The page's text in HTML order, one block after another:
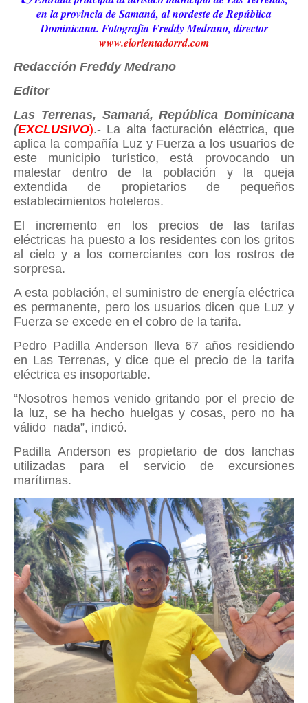
en la provincia de Samaná, al nordeste de República
Dominicana. Fotografía Freddy Medrano, director
www.elorientadorrd.com
Redacción Freddy Medrano
Editor
Las Terrenas, Samaná, República Dominicana
(EXCLUSIVO).- La alta facturación eléctrica, que
aplica la compañía Luz y Fuerza a los usuarios de
este municipio turístico, está provocando un
malestar dentro de la población y la queja
extendida de propietarios de pequeños
establecimientos hoteleros.
El incremento en los precios de las tarifas
eléctricas ha puesto a los residentes con los gritos
al cielo y a los comerciantes con los rostros de
sorpresa.
A esta población, el suministro de energía eléctrica
es permanente, pero los usuarios dicen que Luz y
Fuerza se excede en el cobro de la tarifa.
Pedro Padilla Anderson lleva 67 años residiendo
en Las Terrenas, y dice que el precio de la tarifa
eléctrica es insoportable.
“Nosotros hemos venido gritando por el precio de
la luz, se ha hecho huelgas y cosas, pero no ha
válido nada”, indicó.
Padilla Anderson es propietario de dos lanchas
utilizadas para el servicio de excursiones
marítimas.